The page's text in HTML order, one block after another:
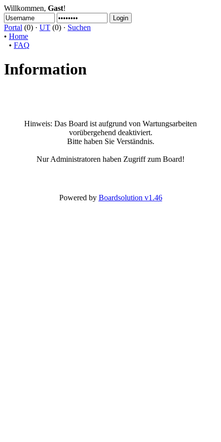
Willkommen, Gast!
Portal (0) · UT (0) · Suchen
• Home
• FAQ
Information
Hinweis: Das Board ist aufgrund von Wartungsarbeiten
vorübergehend deaktiviert.
Bitte haben Sie Verständnis.
Nur Administratoren haben Zugriff zum Board!
Powered by Boardsolution v1.46